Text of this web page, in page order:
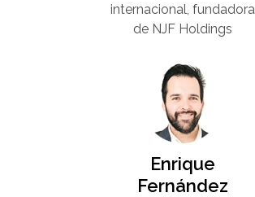
internacional, fundadora
de NJF Holdings
Enrique
Fernández